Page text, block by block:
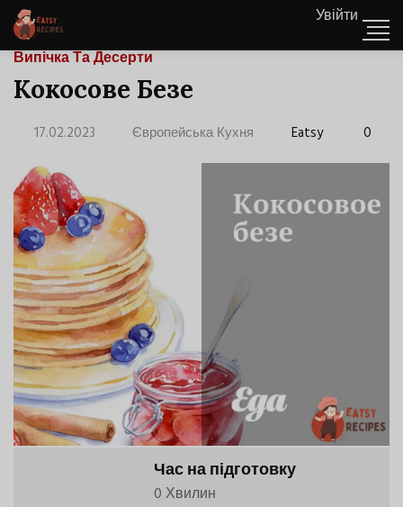
Увійти
Випічка Та Десерти
Кокосове Безе
17.02.2023 Європейська Кухня Eatsy 0
Час на підготовку
0 Хвилин